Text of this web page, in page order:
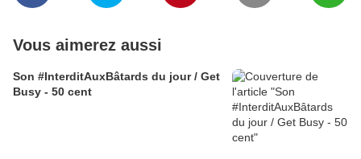
Vous aimerez aussi
Son #InterditAuxBâtards du jour / Get
Busy - 50 cent